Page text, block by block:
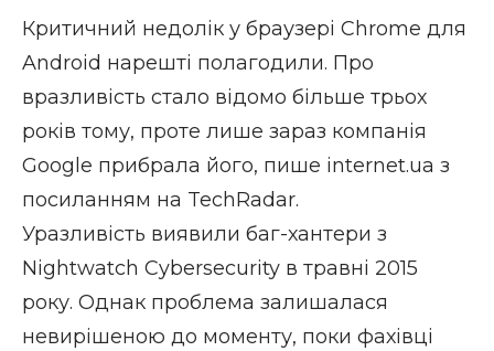
Критичний недолік у браузері Chrome для
Android нарешті полагодили. Про
вразливість стало відомо більше трьох
років тому, проте лише зараз компанія
Google прибрала його, пише internet.ua з
посиланням на TechRadar.
Уразливість виявили баг-хантери з
Nightwatch Cybersecurity в травні 2015
року. Однак проблема залишалася
невирішеною до моменту, поки фахівці